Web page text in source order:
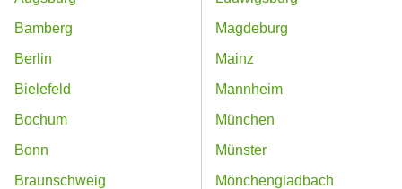
Bamberg
Berlin
Bielefeld
Bochum
Bonn
Braunschweig
Magdeburg
Mainz
Mannheim
München
Münster
Mönchengladbach